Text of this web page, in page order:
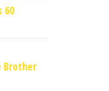
60
Brother